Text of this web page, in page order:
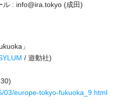
ル : info@ira.tokyo (成田)
」
/ 遊動社)
03/europe-tokyo-fukuoka_9.html